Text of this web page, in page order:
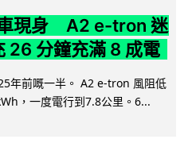
現身 A2 e-tron 迷
分鐘充滿 8 成電
年前嘅一半。 A2 e-tron 風阻低
，一度電行到7.8公里。6...